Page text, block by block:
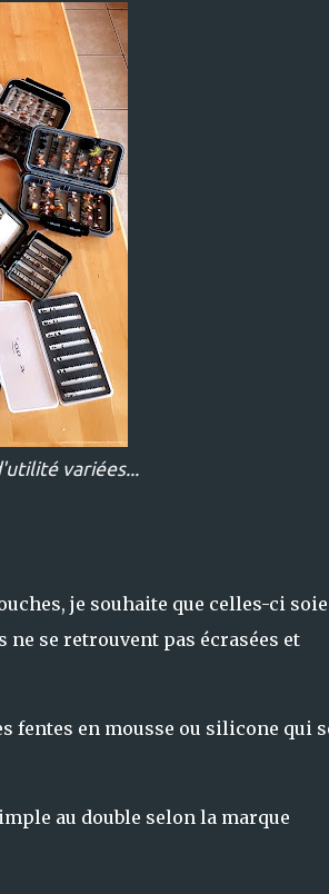
variées...
je souhaite que celles-ci
se retrouvent pas écrasées et
fentes en mousse ou silicone qui
au double selon la marque